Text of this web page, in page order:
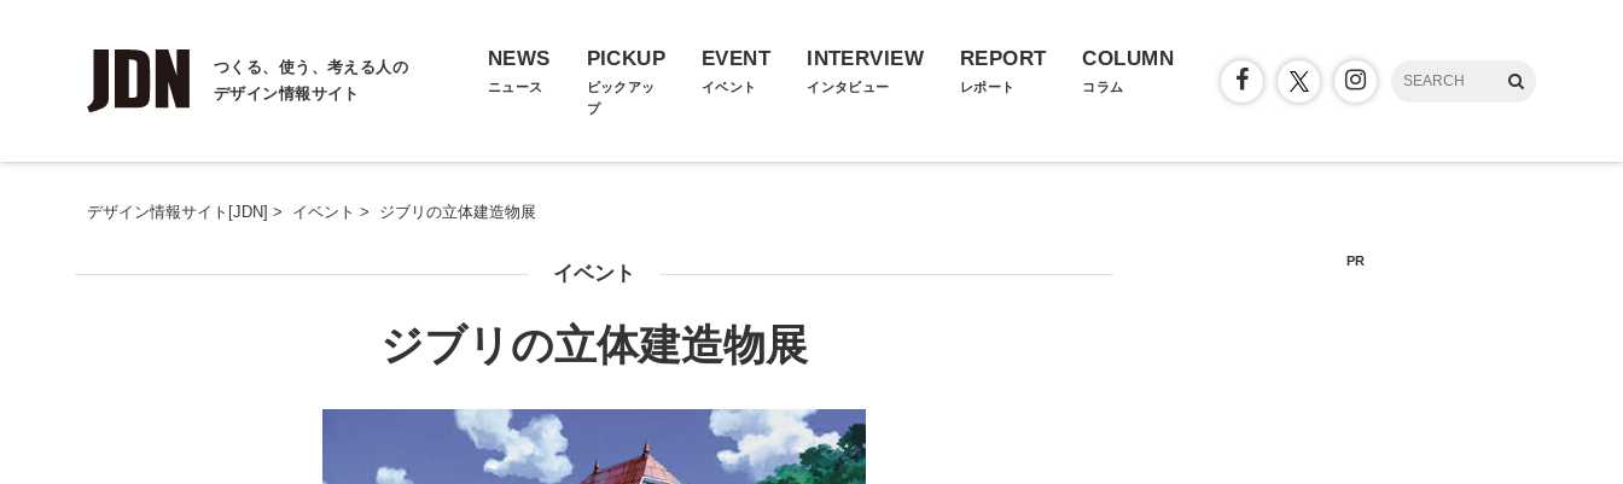
つくる、使う、考える人の
デザイン情報サイト
NEWS
ニュース
PICKUP
ピックアッ
プ
EVENT
イベント
INTERVIEW
インタビュー
REPORT
レポート
COLUMN
コラム
デザイン情報サイト[JDN] > イベント > ジブリの立体建造物展
イベント
ジブリの立体建造物展
PR